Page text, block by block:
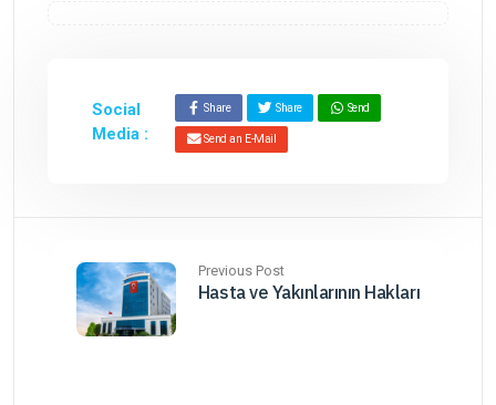
Social
Media :
Share Share Send
Send an E-Mail
Previous Post
Hasta ve Yakınlarının Hakları